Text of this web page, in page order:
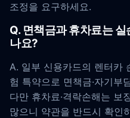
조정을 요구하세요.
Q. 면책금과 휴차료는
나요?
A. 일부 신용카드의 렌터카
험 특약으로 면책금·자기부
다만 휴차료·격락손해는 보
많으니 약관을 반드시 확인